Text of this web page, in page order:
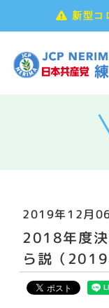
新型コ
2019年12月
2018年度決
ら説（